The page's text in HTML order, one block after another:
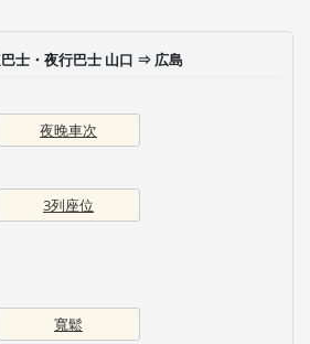
士・夜行巴士 山口 ⇒ 広島
夜晚車次
3列座位
寬鬆